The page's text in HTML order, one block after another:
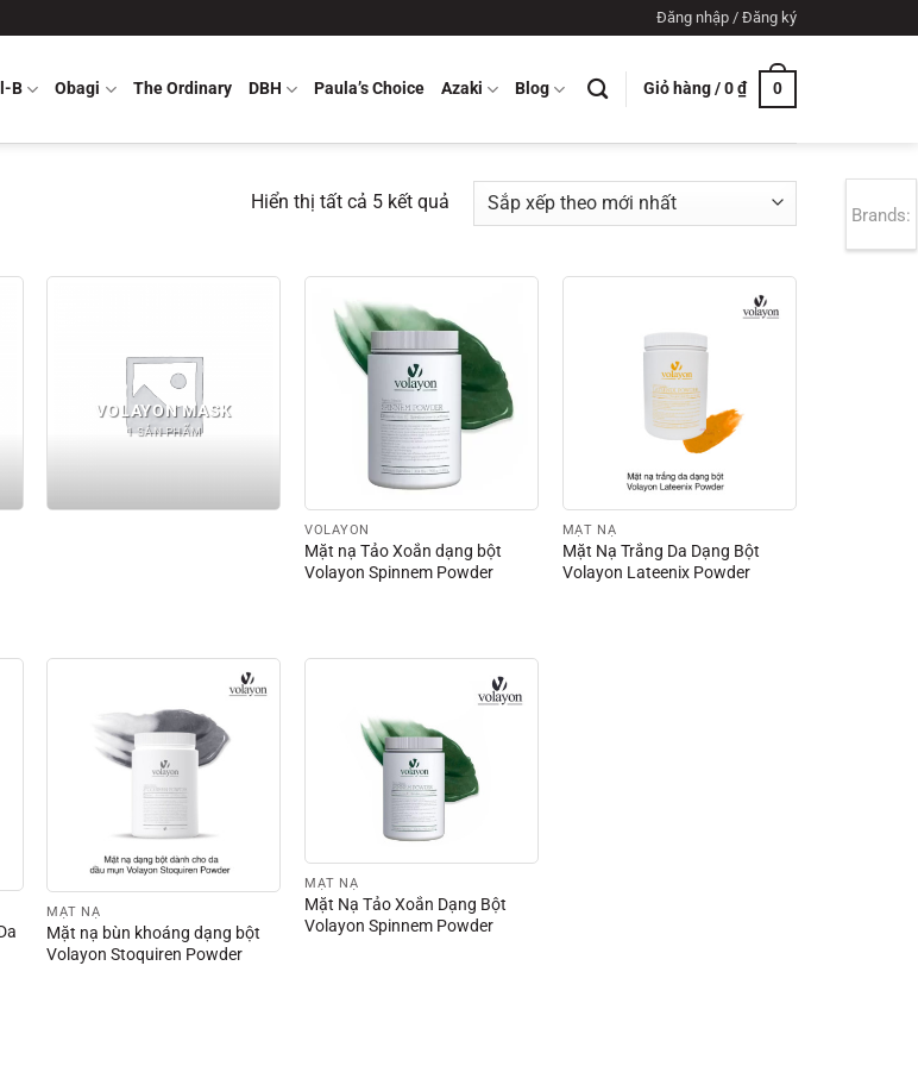
Đăng nhập / Đăng ký
B Obagi The Ordinary DBH Paula’s Choice Azaki Blog Giỏ hàng /0₫ 0
Hiển thị tất cả 5 kết quảĐã
sắp
mới
nhất
VOLAYON MASK
1 SẢN PHẨM
VOLAYON
Mặt nạ Tảo Xoắn dạng bột
Volayon Spinnem Powder
MẶT NẠ
Mặt Nạ Trắng Da Dạng Bột
Volayon Lateenix Powder
MẶT NẠ
Mặt nạ bùn khoáng dạng bột
Volayon Stoquiren Powder
MẶT NẠ
Mặt Nạ Tảo Xoắn Dạng Bột
Volayon Spinnem Powder
Brands: